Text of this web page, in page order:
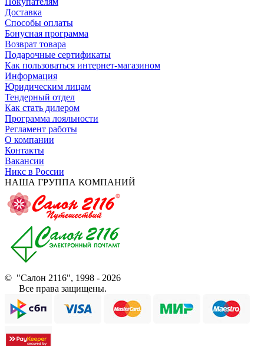
Доставка
Способы оплаты
Бонусная программа
Возврат товара
Подарочные сертификаты
Как пользоваться интернет-магазином
Информация
Юридическим лицам
Тендерный отдел
Как стать дилером
Программа лояльности
Регламент работы
О компании
Контакты
Вакансии
Никс в России
НАША ГРУППА КОМПАНИЙ
© "Салон 2116", 1998 - 2026
Все права защищены.